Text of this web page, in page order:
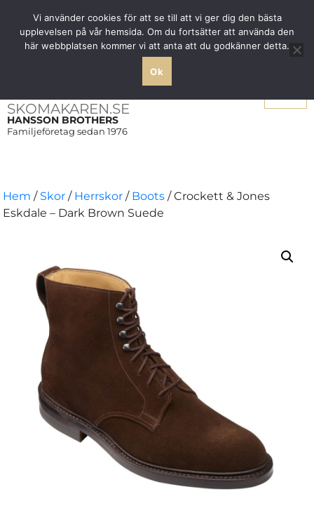
Fri frakt över 1000 SEK inom Sverige
SKOMAKAREN.SE
HANSSON BROTHERS
Familjeföretag sedan 1976
Hem / Skor / Herrskor / Boots / Crockett & Jones
Eskdale – Dark Brown Suede
Vi använder cookies för att se till att vi ger dig den bästa
upplevelsen på vår hemsida. Om du fortsätter att använda den
här webbplatsen kommer vi att anta att du godkänner detta.
Ok